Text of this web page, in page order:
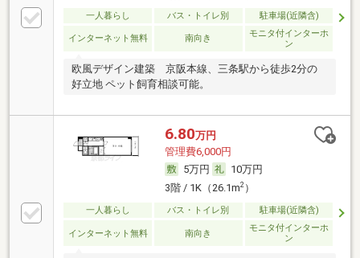
一人暮らし バス・トイレ別 駐車場(近隣含)
インターネット無料 南向き
モニタ付インターホ
ン
欧風デザイン建築 京阪本線、三条駅から徒歩2分の
好立地 ペット飼育相談可能。
6.80万円
管理費6,000円
5万円
10万円
3階 / 1K（26.1m2）
一人暮らし バス・トイレ別 駐車場(近隣含)
インターネット無料 南向き
モニタ付インターホ
ン